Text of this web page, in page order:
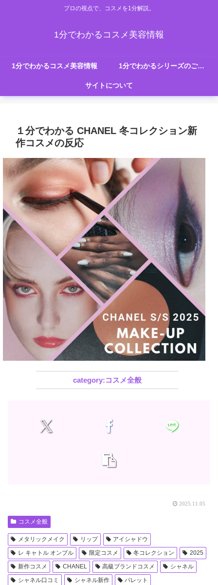
プロの視点で、コスメを1分解説。
1分でわかるコスメ美容情報
1分でわかるコスメ美容情報 1分でわかるシリーズのご紹介
サイトについて
１分でわかる CHANEL 冬コレクション新
作コスメの反応
コスメ全般
2025.11.05
コスメ全般
メタリックメイク リップ
アイシャドウ
レ キャトル オンブル
限定コスメ 冬コレクション
2025
新作コスメ
CHANEL 高級ブランドコスメ
シャネル
シャネル口コミ
シャネル新作
パレット